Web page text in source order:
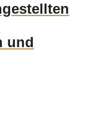
und